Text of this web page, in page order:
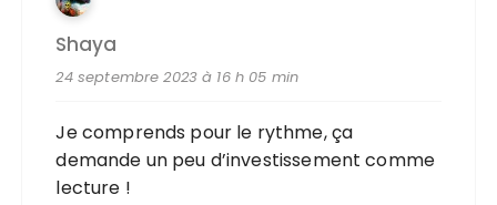
Shaya
24 septembre 2023 à 16 h 05 min
Je comprends pour le rythme, ça
demande un peu d’investissement comme
lecture !